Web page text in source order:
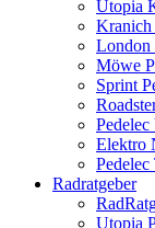
Utopia
Kranich
London
Möwe
Sprint
Elektro
Radratgeber
Utopia